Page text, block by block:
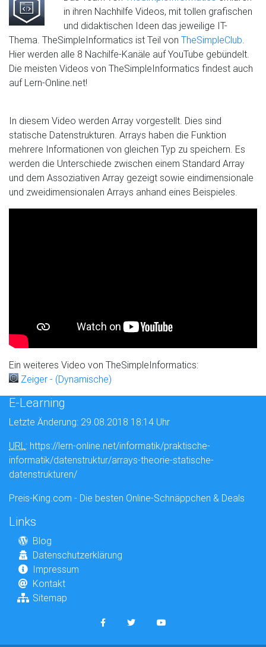
in ihren Nachhilfe Videos, mit tollen grafischen
und didaktischen Ideen das jeweilige IT-
Thema. TheSimpleInformatics ist Teil von TheSimpleClub.
Hier werden alle 8 Nachilfe-Kanäle auf YouTube gebündelt.
Die meisten Videos von TheSimpleInformatics findest auch
auf Lern-Online.net!
In diesem Video werden Array vorgestellt. Dies sind
statische Datenstrukturen. Arrays haben die Funktion
mehrere Informationen von gleichen Typ zu speichern. Es
werden die Unterschiede zwischen einem Standard Array
und dem Assoziativen Array gezeigt sowie eindimensionale
und zweidimensionalen Arrays anhand eines Beispieles.
Ein weiteres Video von TheSimpleInformatics:
Zeiger - (Dynamische)
E-Learning
Letzte Änderung: 29.08.2018 18:14 Uhr
URL: https://lern-online.net/informatik/praktische-
informatik/datenstruktur/arrays-theorie-statische-
datenstrukturen/
Preis-King.com - Die besten Online-Schnäppchen & Deals
Links
Blog
Datenschutzerklärung
Impressum
Kontakt
Sitemap